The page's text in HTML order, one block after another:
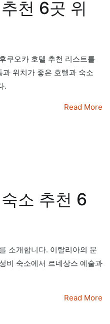
천 6곳 위
쿠오카 호텔 추천 리스트를
위치가 좋은 호텔과 숙소
.
Read More
소 추천 6
소개합니다. 이탈리아의 문
비 숙소에서 르네상스 예술과
Read More